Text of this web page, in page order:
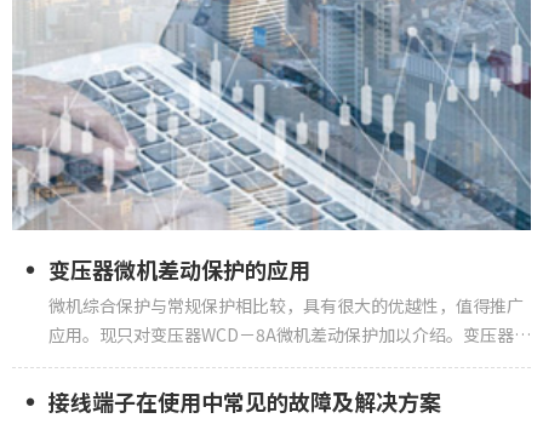
变压器微机差动保护的应用
微机综合保护与常规保护相比较，具有很大的优越性，值得推广
应用。现只对变压器WCD－8A微机差动保护加以介绍。变压器
WCD－8A差动保护装置功能比率制动式差动保护比率制动式差动
保护作为变压器的主保护，能反映变压器内部相间短路故障，高
接线端子在使用中常见的故障及解决方案